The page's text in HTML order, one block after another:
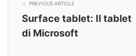
PREVIOUS ARTICLE
Surface tablet: Il tablet
di Microsoft